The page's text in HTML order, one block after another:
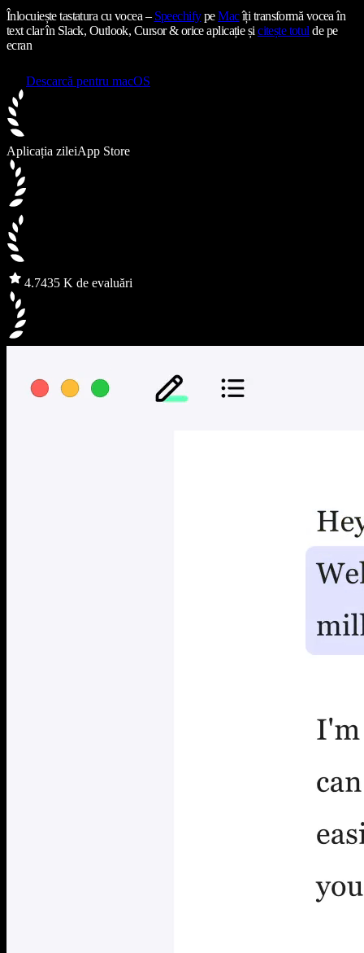
Înlocuiește tastatura cu vocea – SpeechifypeMacîți transformă vocea în
text clar în Slack, Outlook, Cursor & orice aplicație șicitește totul de pe
ecran
Descarcă pentru macOS
Aplicația zileiApp Store
4.7435 K de evaluări